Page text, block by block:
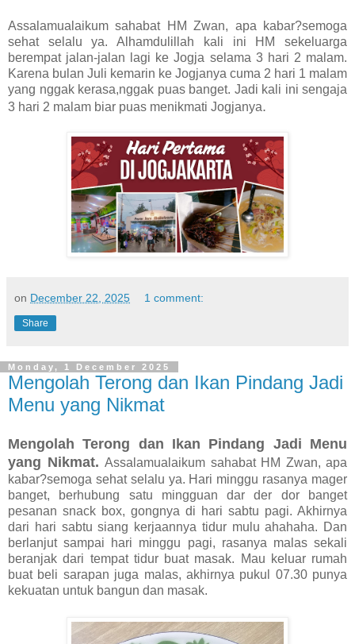
Assalamualaikum sahabat HM Zwan, apa kabar?semoga
sehat selalu ya. Alhamdulillah kali ini HM sekeluarga
berempat jalan-jalan lagi ke Jogja selama 3 hari 2 malam.
Karena bulan Juli kemarin ke Jogjanya cuma 2 hari 1 malam
yang nggak kerasa,nggak puas banget. Jadi kali ini sengaja
3 hari 2 malam biar puas menikmati Jogjanya.
on December 22, 2025 1 comment:
Share
Monday, 1 December 2025
Mengolah Terong dan Ikan Pindang Jadi
Menu yang Nikmat
Mengolah Terong dan Ikan Pindang Jadi Menu
yang Nikmat. Assalamualaikum sahabat HM Zwan, apa
kabar?semoga sehat selalu ya. Hari minggu rasanya mager
banget, berhubung satu mingguan dar der dor banget
pesanan snack box, gongnya di hari sabtu pagi. Akhirnya
dari hari sabtu siang kerjaannya tidur mulu ahahaha. Dan
berlanjut sampai hari minggu pagi, rasanya malas sekali
beranjak dari tempat tidur buat masak. Mau keluar rumah
buat beli sarapan juga malas, akhirnya pukul 07.30 punya
kekuatan untuk bangun dan masak.